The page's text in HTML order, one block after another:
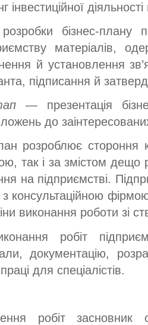
інвестиційної діяльності
розробки бізнес-плану
матеріалів,
й установлення
підписання й
— презентація
до
розроблює стороння
так і за змістом дещо
на підприємстві.
з консультаційною
виконання роботи зі
робіт
документацію,
для спеціалістів.
робіт засновник